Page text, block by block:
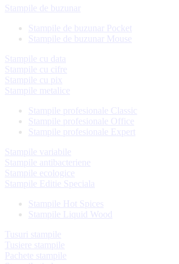
Stampile de buzunar
Stampile de buzunar Pocket
Stampile de buzunar Mouse
Stampile cu data
Stampile cu cifre
Stampile cu pix
Stampile metalice
Stampile profesionale Classic
Stampile profesionale Office
Stampile profesionale Expert
Stampile variabile
Stampile antibacteriene
Stampile ecologice
Stampile Editie Speciala
Stampile Hot Spices
Stampile Liquid Wood
Tusuri stampile
Tusiere stampile
Pachete stampile